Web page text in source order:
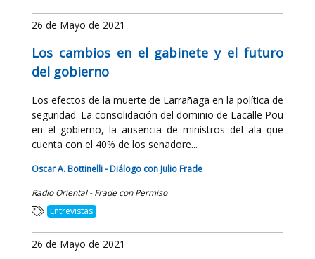
26 de Mayo de 2021
Los cambios en el gabinete y el futuro
del gobierno
Los efectos de la muerte de Larrañaga en la política de
seguridad. La consolidación del dominio de Lacalle Pou
en el gobierno, la ausencia de ministros del ala que
cuenta con el 40% de los senadore...
Oscar A. Bottinelli - Diálogo con Julio Frade
Radio Oriental - Frade con Permiso
Entrevistas
26 de Mayo de 2021